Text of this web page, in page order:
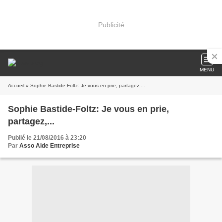
Publicité
MENU
Accueil » Sophie Bastide-Foltz: Je vous en prie, partagez,...
Sophie Bastide-Foltz: Je vous en prie,
partagez,...
Publié le 21/08/2016 à 23:20
Par Asso Aide Entreprise